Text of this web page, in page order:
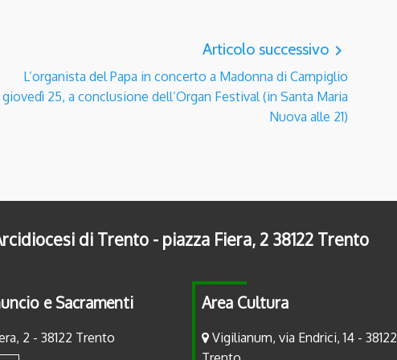
Articolo successivo navigate_next
L’organista del Papa in concerto a Madonna di Campiglio
giovedì 25, a conclusione dell’Organ Festival (in Santa Maria
Nuova alle 21)
di Trento - piazza Fiera, 2 38122 Trento
e Sacramenti
2 - 38122 Trento
Area Cultura
Vigilianum, via Endrici, 14 - 38122